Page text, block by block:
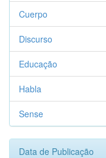
Cuerpo
Discurso
Educação
Habla
Sense
Data de Publicação